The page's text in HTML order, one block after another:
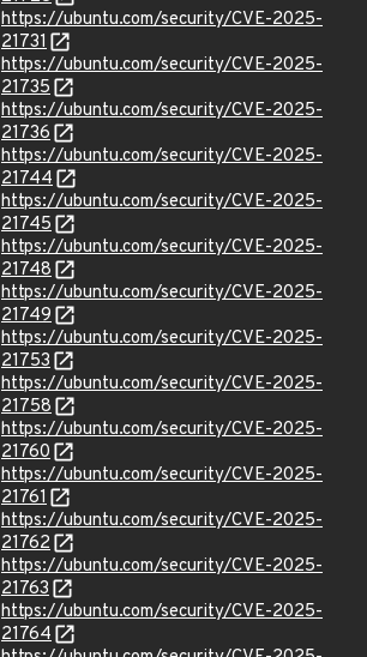
https://ubuntu.com/security/CVE-2025-
21731
https://ubuntu.com/security/CVE-2025-
21735
https://ubuntu.com/security/CVE-2025-
21736
https://ubuntu.com/security/CVE-2025-
21744
https://ubuntu.com/security/CVE-2025-
21745
https://ubuntu.com/security/CVE-2025-
21748
https://ubuntu.com/security/CVE-2025-
21749
https://ubuntu.com/security/CVE-2025-
21753
https://ubuntu.com/security/CVE-2025-
21758
https://ubuntu.com/security/CVE-2025-
21760
https://ubuntu.com/security/CVE-2025-
21761
https://ubuntu.com/security/CVE-2025-
21762
https://ubuntu.com/security/CVE-2025-
21763
https://ubuntu.com/security/CVE-2025-
21764